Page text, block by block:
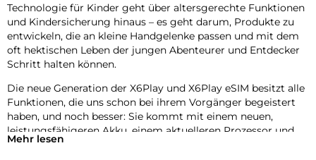
Technologie für Kinder geht über altersgerechte Funktionen
und Kindersicherung hinaus – es geht darum, Produkte zu
entwickeln, die an kleine Handgelenke passen und mit dem
oft hektischen Leben der jungen Abenteurer und Entdecker
Schritt halten können.
Die neue Generation der X6Play und X6Play eSIM besitzt alle
Funktionen, die uns schon bei ihrem Vorgänger begeistert
haben, und noch besser: Sie kommt mit einem neuen,
leistungsfähigeren Akku, einem aktuelleren Prozessor und
einem gewebten, elastischen Textilarmband für noch mehr
Mehr lesen